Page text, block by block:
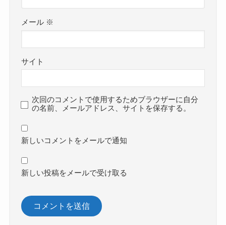
メール ※
サイト
次回のコメントで使用するためブラウザーに自分
の名前、メールアドレス、サイトを保存する。
新しいコメントをメールで通知
新しい投稿をメールで受け取る